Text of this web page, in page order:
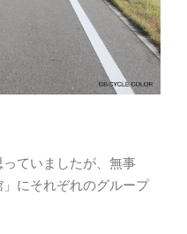
ていましたが、無事
」にそれぞれのグループ